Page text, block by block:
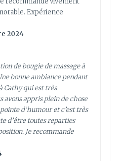
Expérience
2024
de bougie de massage à
bonne ambiance pendant
Cathy qui est très
avons appris plein de chose
d’humour et c’est très
d’être toutes reparties
Je recommande